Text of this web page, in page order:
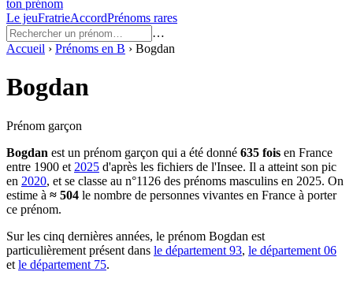
ton prénom
Le jeuFratrieAccordPrénoms rares
…
Accueil › Prénoms en B › Bogdan
Bogdan
Prénom garçon
Bogdan est un prénom garçon qui a été donné 635 fois en France
entre 1900 et 2025 d'après les fichiers de l'Insee. Il a atteint son pic
en 2020, et se classe au n°1126 des prénoms masculins en 2025. On
estime à ≈ 504 le nombre de personnes vivantes en France à porter
ce prénom.
Sur les cinq dernières années, le prénom Bogdan est
particulièrement présent dans le département 93, le département 06
et le département 75.